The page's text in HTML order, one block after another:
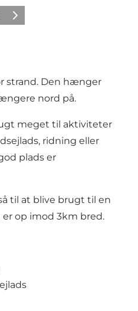
Næste
strand. Den hænger
nord på.
meget til aktiviteter
ridning eller
plads er
til at blive brugt til en
op imod 3km bred.